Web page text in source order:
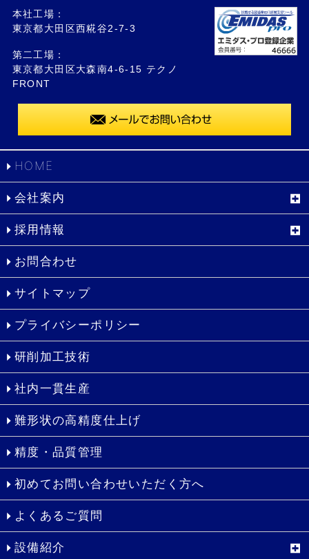
本社工場：
東京都大田区西糀谷2-7-3
第二工場：
東京都大田区大森南4-6-15 テクノ
FRONT
HOME
会社案内
採用情報
お問合わせ
サイトマップ
プライバシーポリシー
研削加工技術
社内一貫生産
難形状の高精度仕上げ
精度・品質管理
初めてお問い合わせいただく方へ
よくあるご質問
設備紹介